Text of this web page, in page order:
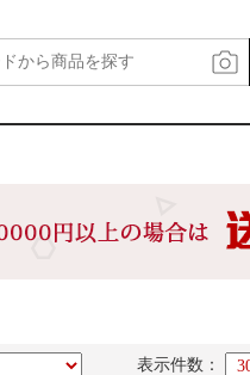
表示件数：